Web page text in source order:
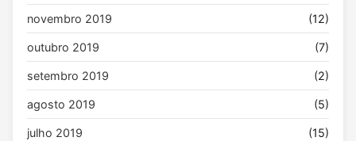
novembro 2019 (12)
outubro 2019 (7)
setembro 2019 (2)
agosto 2019 (5)
julho 2019 (15)